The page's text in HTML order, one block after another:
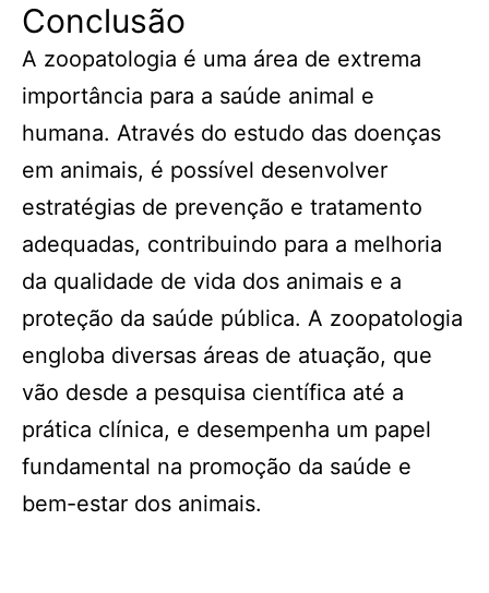
Conclusão
A zoopatologia é uma área de extrema
importância para a saúde animal e
humana. Através do estudo das doenças
em animais, é possível desenvolver
estratégias de prevenção e tratamento
adequadas, contribuindo para a melhoria
da qualidade de vida dos animais e a
proteção da saúde pública. A zoopatologia
engloba diversas áreas de atuação, que
vão desde a pesquisa científica até a
prática clínica, e desempenha um papel
fundamental na promoção da saúde e
bem-estar dos animais.